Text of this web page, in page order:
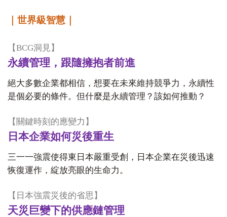
｜世界級智慧｜
【BCG洞見 】
永續管理，跟隨擁抱者前進
絕大多數企業都相信，想要在未來維持競爭力，永續性
是個必要的條件。但什麼是永續管理？該如何推動？
【 關鍵時刻的應變力 】
日本企業如何災後重生
三一一強震使得東日本嚴重受創，日本企業在災後迅速
恢復運作，綻放亮眼的生命力。
【 日本強震災後的省思 】
天災巨變下的供應鏈管理